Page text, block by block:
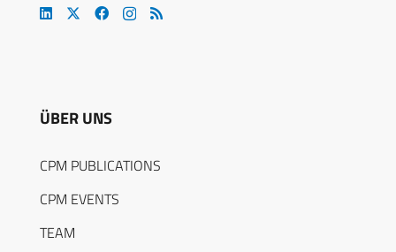
ÜBER UNS
CPM PUBLICATIONS
CPM EVENTS
TEAM